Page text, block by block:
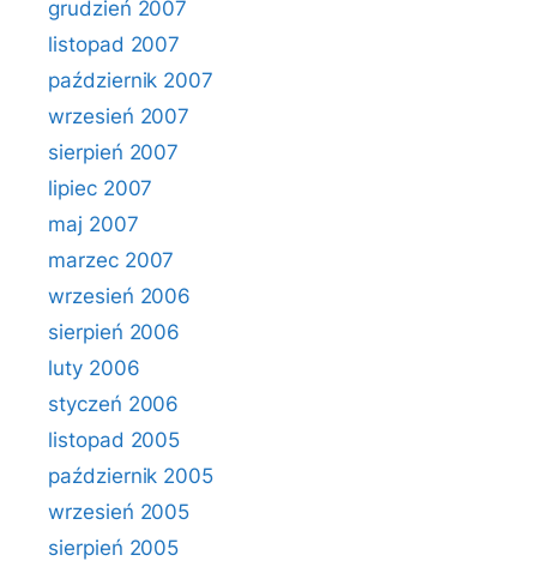
grudzień 2007
listopad 2007
październik 2007
wrzesień 2007
sierpień 2007
lipiec 2007
maj 2007
marzec 2007
wrzesień 2006
sierpień 2006
luty 2006
styczeń 2006
listopad 2005
październik 2005
wrzesień 2005
sierpień 2005